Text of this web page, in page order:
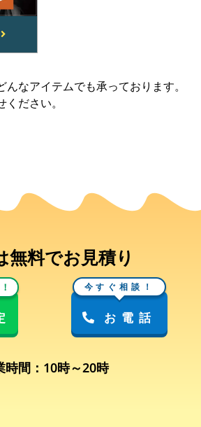
なアイテムでも承っております。
ださい。
無料でお見積り
今すぐ相談！
お電話
時間：10時～20時